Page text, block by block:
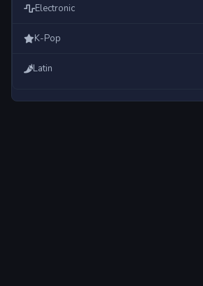
Electronic
K-Pop
Latin